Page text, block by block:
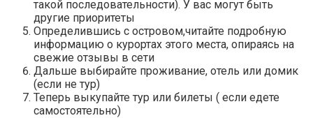
такой последовательности). У вас могут быть
другие приоритеты
Определившись с островом,читайте подробную
информацию о курортах этого места, опираясь на
свежие отзывы в сети
Дальше выбирайте проживание, отель или домик
(если не тур)
Теперь выкупайте тур или билеты ( если едете
самостоятельно)